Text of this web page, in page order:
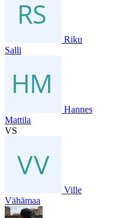
Riku
Salli
Hannes
Mattila
VS
Ville
Vähämaa